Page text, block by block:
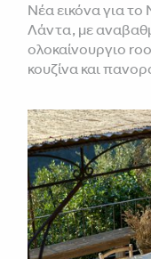
Νέα εικόνα για
Λάντα, με
ολοκαίνουργιο
κουζίνα και